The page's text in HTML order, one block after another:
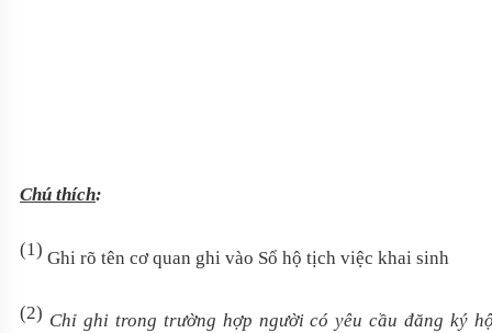
Chú thích:
(1) Ghi rõ tên cơ quan ghi vào Sổ hộ tịch việc khai sinh
(2) Chỉ ghi trong trường hợp người có yêu cầu đăng ký